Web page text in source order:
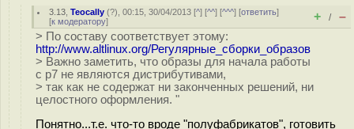
3.13 ,Teocally (?), 00:15, 30/04/2013 [^] [^^] [^^^] [ответить]
[к модератору] + / –
> По составу соответствует этому:
http://www.altlinux.org/Регулярные_сборки_образов
> Важно заметить, что образы для начала работы
с p7 не являются дистрибутивами,
> так как не содержат ни законченных решений, ни
целостного оформления. "
Понятно...т.е. что-то вроде "полуфабрикатов", готовить